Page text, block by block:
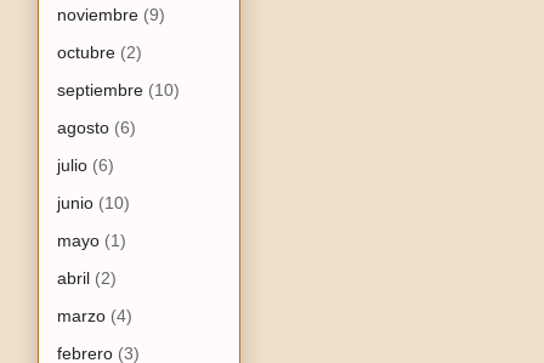
noviembre (9)
octubre (2)
septiembre (10)
agosto (6)
julio (6)
junio (10)
mayo (1)
abril (2)
marzo (4)
febrero (3)